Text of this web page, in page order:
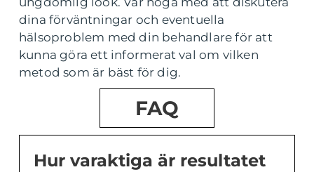
dina förväntningar och eventuella
hälsoproblem med din behandlare för att
kunna göra ett informerat val om vilken
metod som är bäst för dig.
FAQ
Hur varaktiga är resultatet